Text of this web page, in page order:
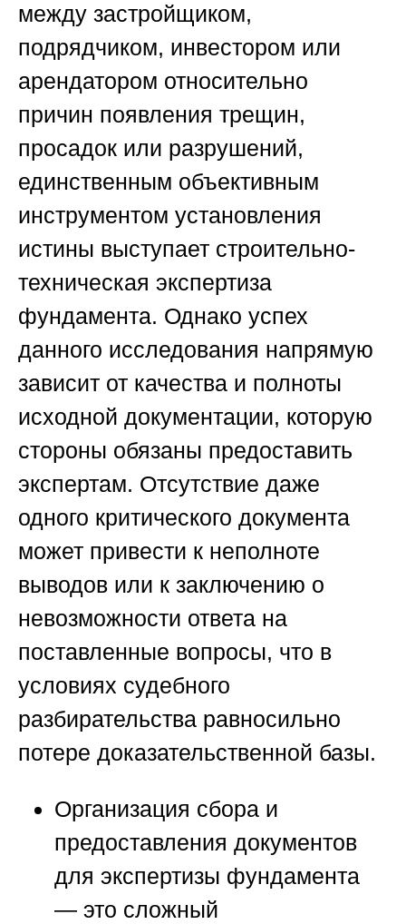
между застройщиком,
подрядчиком, инвестором или
арендатором относительно
причин появления трещин,
просадок или разрушений,
единственным объективным
инструментом установления
истины выступает строительно-
техническая экспертиза
фундамента. Однако успех
данного исследования напрямую
зависит от качества и полноты
исходной документации, которую
стороны обязаны предоставить
экспертам. Отсутствие даже
одного критического документа
может привести к неполноте
выводов или к заключению о
невозможности ответа на
поставленные вопросы, что в
условиях судебного
разбирательства равносильно
потере доказательственной базы.
Организация сбора и
предоставления документов
для экспертизы фундамента
— это сложный